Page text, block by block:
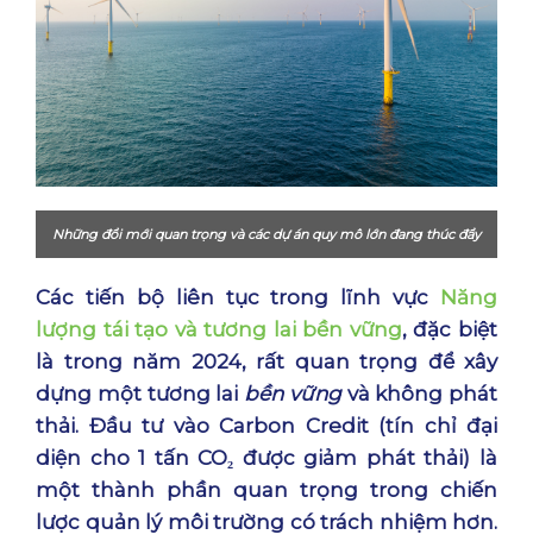
Những đổi mới quan trọng và các dự án quy mô lớn đang thúc đẩy
Các tiến bộ liên tục trong lĩnh vực Năng
lượng tái tạo và tương lai bền vững, đặc biệt
là trong năm 2024, rất quan trọng để xây
dựng một tương lai bền vữngvà không phát
thải. Đầu tư vào Carbon Credit (tín chỉ đại
diện cho 1 tấn CO₂ được giảm phát thải) là
một thành phần quan trọng trong chiến
lược quản lý môi trường có trách nhiệm hơn.